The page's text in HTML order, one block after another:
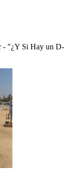
- "¿Y Si Hay un D-